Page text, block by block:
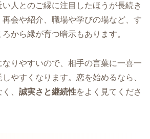
人とのご縁に注目したほうが長続き
再会や紹介、職場や学びの場など、す
から縁が育つ暗示もあります。
りやすいので、相手の言葉に一喜一
やすくなります。恋を始めるなら、
、 誠実さと継続性をよく見てくださ